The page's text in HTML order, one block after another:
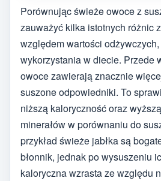
Porównując świeże owoce z
zauważyć kilka istotnych różnic
względem wartości
wykorzystania w diecie. Przede
owoce zawierają znacznie
suszone odpowiedniki. To
niższą kaloryczność oraz
minerałów w porównaniu do
przykład świeże jabłka są
błonnik, jednak po wysuszeniu
kaloryczna wzrasta ze względu